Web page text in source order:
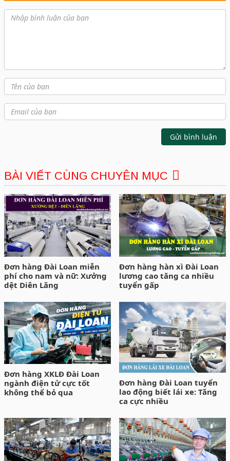
Gửi bình luận
BÀI VIẾT CÙNG CHUYÊN MỤC
Đơn hàng Đài Loan miễn
phí cho nam và nữ: Xưởng
dệt Diên Lăng
Đơn hàng hàn xì Đài Loan
lương cao tăng ca nhiều
tuyển gấp
Đơn hàng XKLĐ Đài Loan
ngành điện tử cực tốt
không thể bỏ qua
Đơn hàng Đài Loan tuyển
lao động biết lái xe: Tăng
ca cực nhiều